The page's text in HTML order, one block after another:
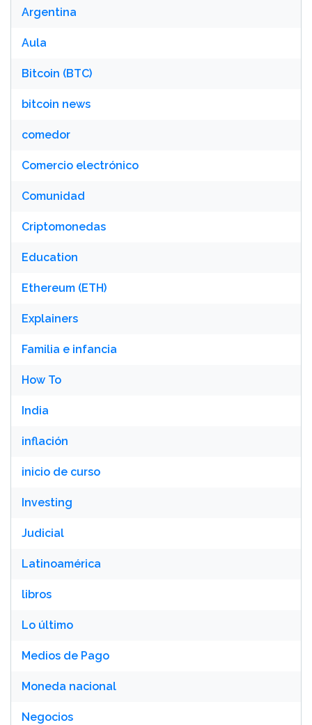
Argentina
Aula
Bitcoin (BTC)
bitcoin news
comedor
Comercio electrónico
Comunidad
Criptomonedas
Education
Ethereum (ETH)
Explainers
Familia e infancia
How To
India
inflación
inicio de curso
Investing
Judicial
Latinoamérica
libros
Lo último
Medios de Pago
Moneda nacional
Negocios